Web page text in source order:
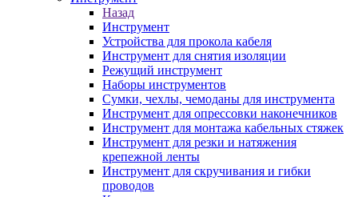
Назад
Инструмент
Устройства для прокола кабеля
Инструмент для снятия изоляции
Режущий инструмент
Наборы инструментов
Сумки, чехлы, чемоданы для инструмента
Инструмент для опрессовки наконечников
Инструмент для монтажа кабельных стяжек
Инструмент для резки и натяжения
крепежной ленты
Инструмент для скручивания и гибки
проводов